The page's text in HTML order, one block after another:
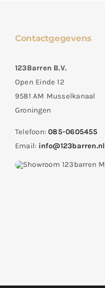
Contactgegevens
123Barren B.V.
Open Einde 12
9581 AM Musselkanaal
Groningen
Telefoon:085-0605455
Email: info@123barren.nl